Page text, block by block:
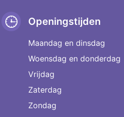
Openingstijden
Maandag en dinsdag
Woensdag en donderdag
Vrijdag
Zaterdag
Zondag